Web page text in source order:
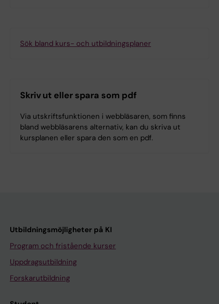
Sök bland kurs- och utbildningsplaner
Skriv ut eller spara som pdf
Via utskriftsfunktionen i webbläsaren, som finns
bland webbläsarens alternativ, kan du skriva ut
kursplanen eller spara den som en pdf.
Utbildningsmöjligheter på KI
Program och fristående kurser
Uppdragsutbildning
Forskarutbildning